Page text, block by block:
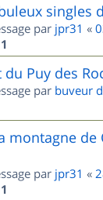
singles
par jpr31 «
1
du Puy des
par buveur
montagne de
par jpr31 «
1